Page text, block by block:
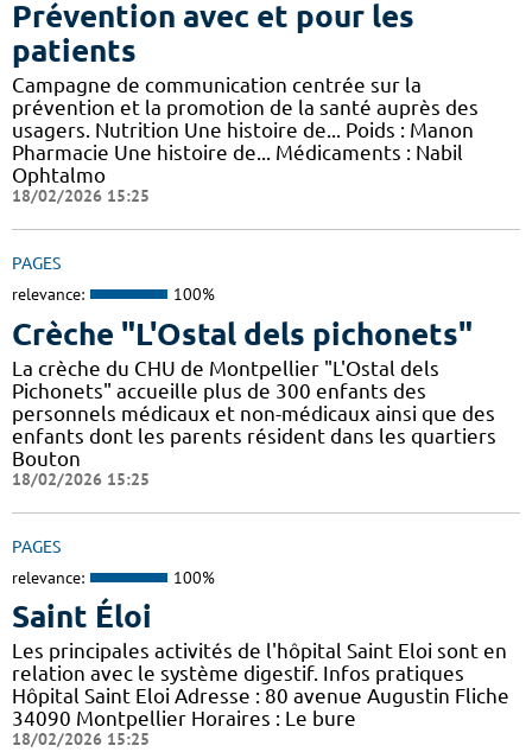
Prévention avec et pour les
patients
Campagne de communication centrée sur la
prévention et la promotion de la santé auprès des
usagers. Nutrition Une histoire de... Poids : Manon
Pharmacie Une histoire de... Médicaments : Nabil
Ophtalmo
18/02/2026 15:25
PAGES
relevance: 100%
Crèche "L'Ostal dels pichonets"
La crèche du CHU de Montpellier "L'Ostal dels
Pichonets" accueille plus de 300 enfants des
personnels médicaux et non-médicaux ainsi que des
enfants dont les parents résident dans les quartiers
Bouton
18/02/2026 15:25
PAGES
relevance: 100%
Saint Éloi
Les principales activités de l'hôpital Saint Eloi sont en
relation avec le système digestif. Infos pratiques
Hôpital Saint Eloi Adresse : 80 avenue Augustin Fliche
34090 Montpellier Horaires : Le bure
18/02/2026 15:25